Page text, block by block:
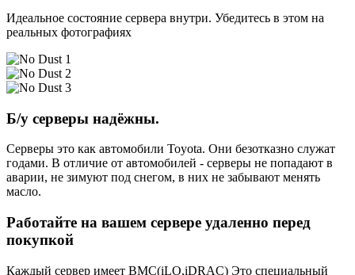
Идеальное состояние сервера внутри. Убедитесь в этом на
реальных фотографиях
Б/у серверы надёжны.
Серверы это как автомобили Toyota. Они безотказно служат
годами. В отличие от автомобилей - серверы не попадают в
аварии, не зимуют под снегом, в них не забывают менять
масло.
Работайте на вашем сервере удаленно перед
покупкой
Каждый сервер имеет BMC(iLO,iDRAC) Это специальный